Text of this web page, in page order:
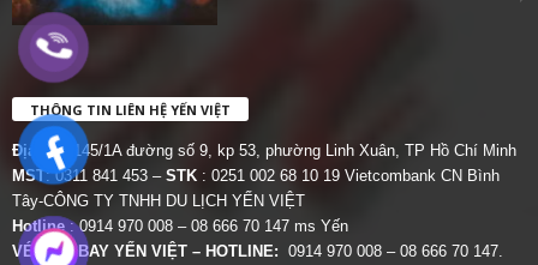
THÔNG TIN LIÊN HỆ YẾN VIỆT
Địa chỉ:
145/1A đường số 9, kp 53, phường Linh Xuân, TP Hồ Chí Minh
MST: 0311 841 453 – STK : 0251 002 68 10 19 Vietcombank CN Bình
Tây-CÔNG TY TNHH DU LỊCH YẾN VIỆT
Hotline : 0914 970 008 – 08 666 70 147 ms Yến
VÉ MÁY BAY YẾN VIỆT – HOTLINE: 0914 970 008 – 08 666 70 147.